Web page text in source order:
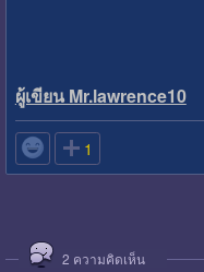
ผู้เขียน Mr.lawrence10
 1
2 ความคิดเห็น